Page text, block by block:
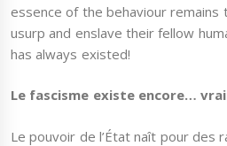
essence of the behaviour remains
usurp and enslave their fellow
has always existed!
Le fascisme existe encore…
Le pouvoir de l’État naît pour des